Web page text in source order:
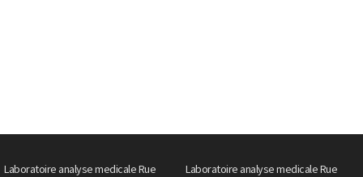
Laboratoire analyse medicale Rue
Laboratoire analyse medicale Rue